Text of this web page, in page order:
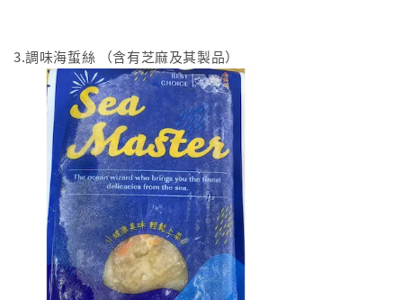
3.調味海蜇絲 （含有芝麻及其製品）